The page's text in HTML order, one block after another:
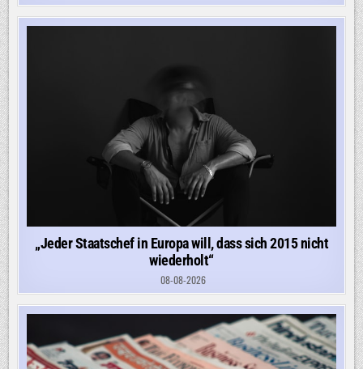
„Jeder Staatschef in Europa will, dass sich 2015 nicht
wiederholt“
08-08-2026